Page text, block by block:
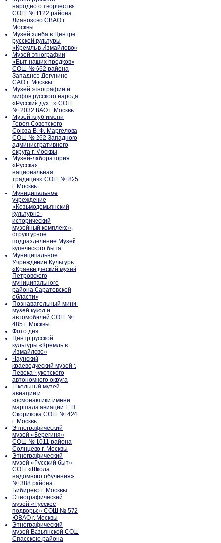
народного творчества
СОШ № 1122 района
Лианозово СВАО г.
Москвы
Музей хлеба в Центре
русской культуры
«Кремль в Измайлово»
Музей этнографии
«Быт наших предков»
СОШ № 662 района
Западное Дегунино
САО г. Москвы
Музей этнографии и
мифов русского народа
«Русский дух...» СОШ
№ 2032 ВАО г. Москвы
Музей-клуб имени
Героя Советского
Союза В. Ф. Маргелова
СОШ № 262 Западного
административного
округа г. Москвы
Музей-лаборатория
«Русская
национальная
традиция» СОШ № 825
г. Москвы
Муниципальное
учреждение
«Козьмодемьянский
культурно-
исторический
музейный комплекс»,
структурное
подразделение Музей
купеческого быта
Муниципальное
Учреждение Культуры
«Краеведческий музей
Петровского
муниципального
района Саратовской
области»
Познавательный мини-
музей кукол и
автомобилей СОШ №
485 г. Москвы
Фото дня
Центр русской
культуры «Кремль в
Измайлово»
Чаунский
краеведческий музей г.
Певека Чукотского
автономного округа
Школьный музей
авиации и
космонавтики имени
маршала авиации Г. П.
Скорикова СОШ № 424
г. Москвы
Этнографический
музей «Берегиня»
СОШ № 1011 района
Солнцево г. Москвы
Этнографический
музей «Русский быт»
СОШ «Школа
надомного обучения»
№ 388 района
Бибирево г. Москвы
Этнографический
музей «Русское
подворье» СОШ № 572
ЮВАО г. Москвы
Этнографический
музей Вазьянской СОШ
Спасского района